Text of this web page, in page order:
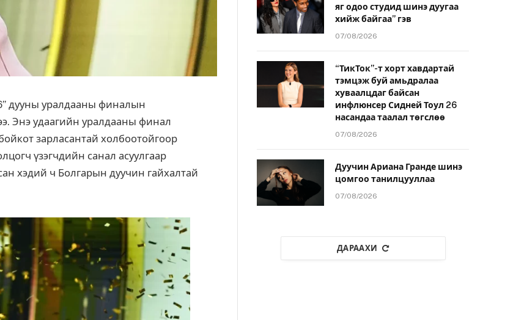
дууны уралдааны финалын
Энэ удаагийн уралдааны финал
зарласантай холбоотойгоор
үзэгчдийн санал асуулгаар
хэдий ч Болгарын дуучин гайхалтай
яг одоо студид шинэ дуугаа
хийж байгаа” гэв
07/08/2026
“ТикТок”-т хорт хавдартай
тэмцэж буй амьдралаа
хуваалцдаг байсан
инфлюнсер Сидней Тоул 26
насандаа таалал төгслөө
07/08/2026
Дуучин Ариана Гранде шинэ
цомгоо танилцууллаа
07/08/2026
ДАРААХИ